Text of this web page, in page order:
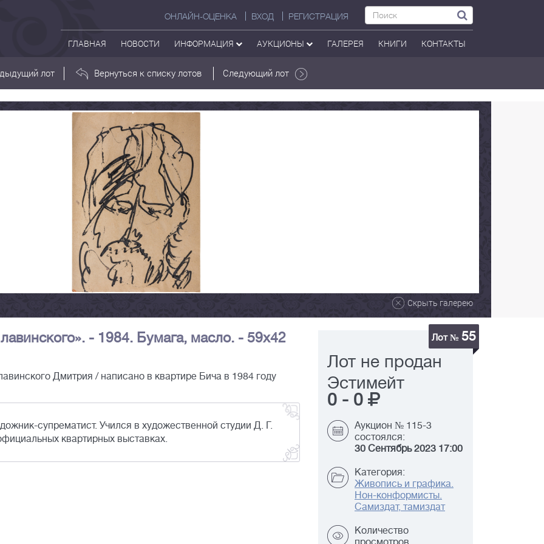
ОНЛАЙН-ОЦЕНКА ВХОД РЕГИСТРАЦИЯ
ГЛАВНАЯ НОВОСТИ ИНФОРМАЦИЯ АУКЦИОНЫ ГАЛЕРЕЯ КНИГИ КОНТАКТЫ
лот Вернуться к списку лотов Следующий лот
Скрыть галерею
- 1984. Бумага, масло. - 59х42
Дмитрия / написано в квартире Бича в 1984 году
супрематист. Учился в художественной студии Д. Г.
квартирных выставках.
Лот № 55
Лот не продан
Эстимейт
0 - 0
Аукцион № 115-3
состоялся:
30 Сентябрь 2023 17:00
Категория:
Живопись и графика.
Нон-конформисты.
Самиздат, тамиздат
Количество